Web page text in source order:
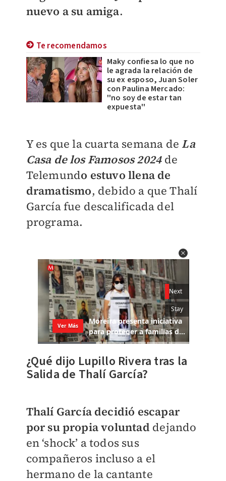
nuevo a su amiga.
Te recomendamos
Maky confiesa lo que no
le agrada la relación de
su ex esposo, Juan Soler
con Paulina Mercado:
''no soy de estar tan
expuesta''
Y es que la cuarta semana de La
Casa de los Famosos 2024 de
Telemundo estuvo llena de
dramatismo, debido a que Thalí
García fue descalificada del
programa.
¿Qué dijo Lupillo Rivera tras la
Salida de Thalí García?
Thalí García decidió escapar
por su propia voluntad dejando
en ‘shock’ a todos sus
compañeros incluso a el
hermano de la cantante